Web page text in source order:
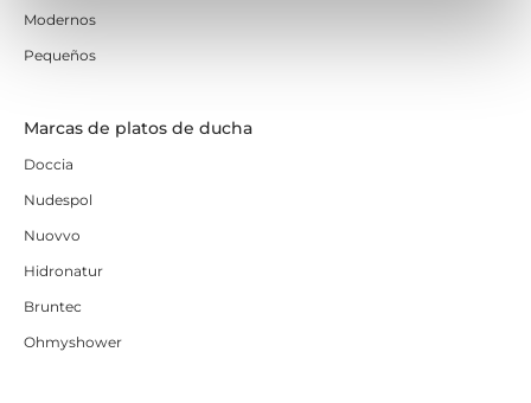
Modernos
Pequeños
Marcas de platos de ducha
Doccia
Nudespol
Nuovvo
Hidronatur
Bruntec
Ohmyshower